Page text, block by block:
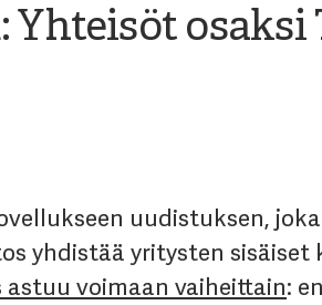
osaksi
uudistuksen,
yhdistää yritysten
astuu voimaan vaiheittain: